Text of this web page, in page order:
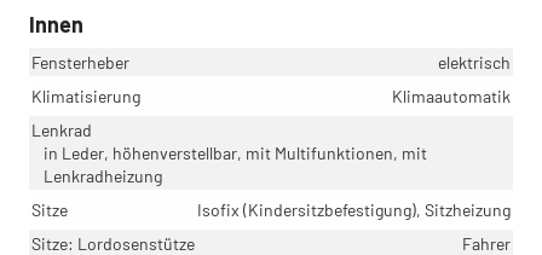
Innen
Fensterheber
elektrisch
Klimatisierung
Klimaautomatik
Lenkrad
in Leder, höhenverstellbar, mit Multifunktionen, mit
Lenkradheizung
Sitze
Isofix (Kindersitzbefestigung), Sitzheizung
Sitze: Lordosenstütze
Fahrer